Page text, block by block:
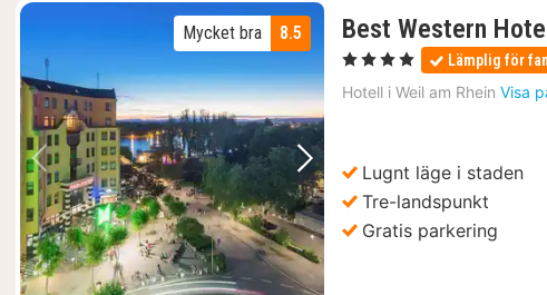
Föregående bild Nästa bild
8.5
Mycket bra Best Western
, 4 Stjärnor Lämplig för
Hotell i Weil am Rhein Visa
Lugnt läge i staden
Tre-landspunkt
Gratis parkering